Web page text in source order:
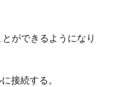
ができるようになり
接続する。